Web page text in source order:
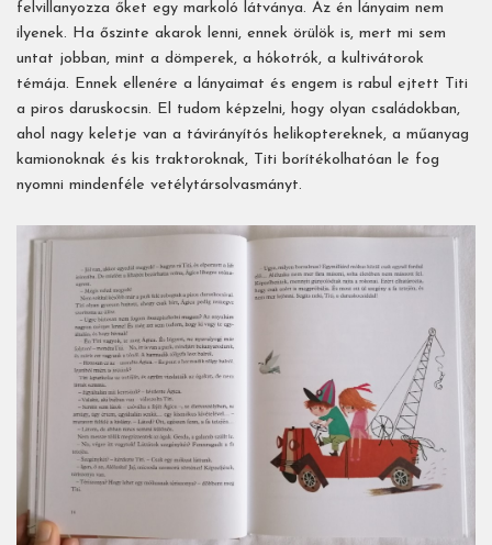
felvillanyozza őket egy markoló látványa. Az én lányaim nem
ilyenek. Ha őszinte akarok lenni, ennek örülök is, mert mi sem
untat jobban, mint a dömperek, a hókotrók, a kultivátorok
témája. Ennek ellenére a lányaimat és engem is rabul ejtett Titi
a piros daruskocsin. El tudom képzelni, hogy olyan családokban,
ahol nagy keletje van a távirányítós helikoptereknek, a műanyag
kamionoknak és kis traktoroknak, Titi borítékolhatóan le fog
nyomni mindenféle vetélytársolvasmányt.